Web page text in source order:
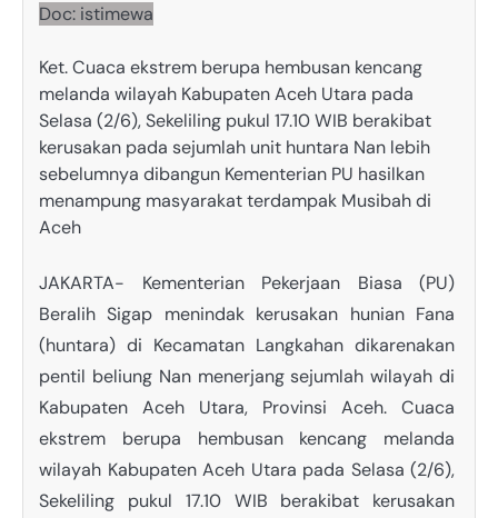
Doc: istimewa
Ket. Cuaca ekstrem berupa hembusan kencang
melanda wilayah Kabupaten Aceh Utara pada
Selasa (2/6), Sekeliling pukul 17.10 WIB berakibat
kerusakan pada sejumlah unit huntara Nan lebih
sebelumnya dibangun Kementerian PU hasilkan
menampung masyarakat terdampak Musibah di
Aceh
JAKARTA- Kementerian Pekerjaan Biasa (PU)
Beralih Sigap menindak kerusakan hunian Fana
(huntara) di Kecamatan Langkahan dikarenakan
pentil beliung Nan menerjang sejumlah wilayah di
Kabupaten Aceh Utara, Provinsi Aceh. Cuaca
ekstrem berupa hembusan kencang melanda
wilayah Kabupaten Aceh Utara pada Selasa (2/6),
Sekeliling pukul 17.10 WIB berakibat kerusakan